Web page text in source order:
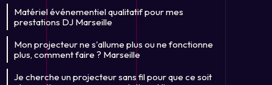
Matériel événementiel qualitatif pour mes
prestations DJ Marseille
Mon projecteur ne s'allume plus ou ne fonctionne
plus, comment faire ? Marseille
Je cherche un projecteur sans fil pour que ce soit